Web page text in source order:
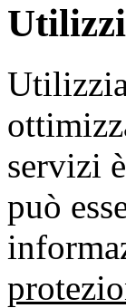
servizi
può